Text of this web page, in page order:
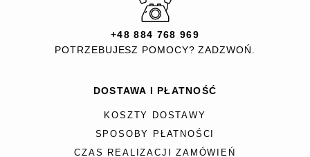
+48 884 768 969
POTRZEBUJESZ POMOCY? ZADZWOŃ.
DOSTAWA I PŁATNOŚĆ
KOSZTY DOSTAWY
SPOSOBY PŁATNOŚCI
CZAS REALIZACJI ZAMÓWIEŃ